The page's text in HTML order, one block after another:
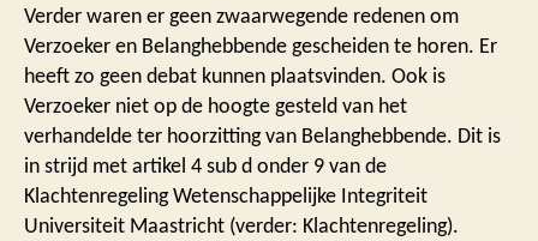
Verder waren er geen zwaarwegende redenen om
Verzoeker en Belanghebbende gescheiden te horen. Er
heeft zo geen debat kunnen plaatsvinden. Ook is
Verzoeker niet op de hoogte gesteld van het
verhandelde ter hoorzitting van Belanghebbende. Dit is
in strijd met artikel 4 sub d onder 9 van de
Klachtenregeling Wetenschappelijke Integriteit
Universiteit Maastricht (verder: Klachtenregeling).